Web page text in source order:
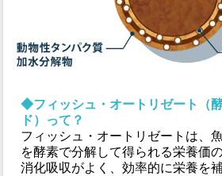
◆フィッシュ・オートリゼート（
ド）って？
フィッシュ・オートリゼートは、
を酵素で分解して得られる栄養価
消化吸収がよく、効率的に栄養を